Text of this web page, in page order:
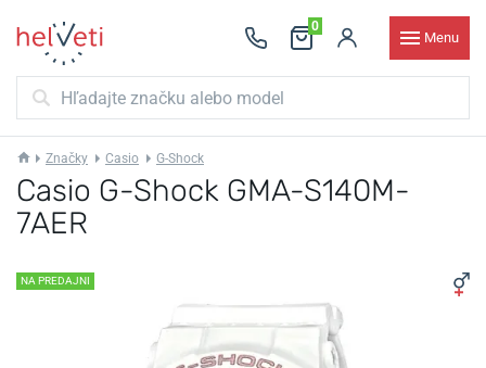
0
Menu
Značky Casio G-Shock
Casio G-Shock GMA-S140M-
7AER
NA PREDAJNI